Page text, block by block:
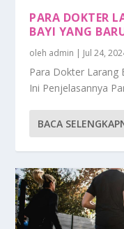
PARA DOKTER
BAYI YANG
oleh admin | Jul 24,
Para Dokter Larang
Ini Penjelasannya
BACA